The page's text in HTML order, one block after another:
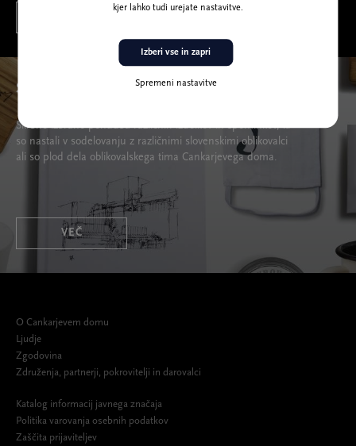
Spletna trgovina izdelkov
Skrbno izbrano ponudba različnih izdelkov in spominkov, ki
so nastali v sodelovanju z različnimi slovenskimi oblikovalci
ali so plod dela oblikovalskega tima Cankarjevega doma.
VEČ
O Cankarjevem domu
Ljudje
Zgodovina
Združenja, partnerji, pokrovitelji in darovalci
Katalog informacij javnega značaja
Politika varovanja osebnih podatkov
Zaščita prijaviteljev
kjer lahko tudi urejate nastavitve.
Spremeni nastavitve
Izberi vse in zapri